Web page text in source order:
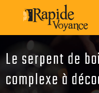
Le serpent de
complexe à